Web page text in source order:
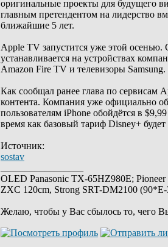
оригинальные проекты для будущего
главным претендентом на лидерство
ближайшие 5 лет.
Apple TV запустится уже этой осенью.
устанавливается на устройствах
Amazon Fire TV и телевизоры Samsung.
Как сообщал ранее глава по сервисам
контента. Компания уже официально
пользователям iPhone обойдётся в
время как базовый тариф Disney+ будет
Источник:
sostav
OLED Panasonic TX-65HZ980E;
ZXC 120cm, Strong SRT-DM2100
Желаю, чтобы у Вас сбылось то, чего